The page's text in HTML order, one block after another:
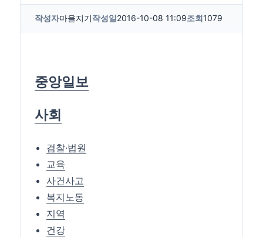
작성자마을지기작성일2016-10-08 11:09조회1079
중앙일보
사회
검찰·법원
교육
사건사고
복지노동
지역
건강